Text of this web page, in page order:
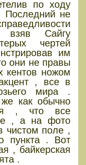
по ходу
Последний не
Сайгу
чертей
им
они не правы
кентов ножом
, все в
мира .
как обычно
, что все
, а на фото
чистом поле ,
пункта . Вот
, байкерская
.